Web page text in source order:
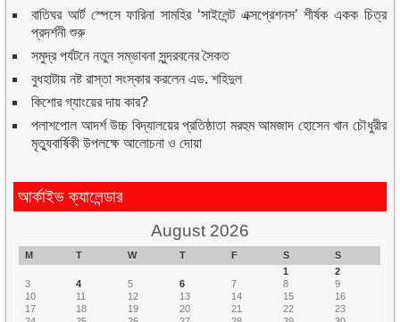
বাতিঘর আর্ট স্পেসে ফারিনা সামহির ‘সাইলেন্ট এক্সপ্রেশনস’ শীর্ষক একক চিত্র
প্রদর্শনী শুরু
সমুদ্র পর্যটনে নতুন সম্ভাবনা সুন্দরবনের সৈকত
বুধহাটায় নষ্ট রাস্তা সংস্কার করলেন এড. শহিদুল
কিশোর গ্যাংয়ের দায় কার?
পলাশপোল আদর্শ উচ্চ বিদ্যালয়ের প্রতিষ্ঠাতা মরহুম আমজাদ হোসেন খান চৌধুরীর
মৃত্যুবার্ষিকী উপলক্ষে আলোচনা ও দোয়া
আর্কাইভ ক্যালেন্ডার
August 2026
M T W T F S
S
1
2
3
4 5 6 7 8
9
10
11 12 13 14 15
16
17
18 19 20 21 22
23